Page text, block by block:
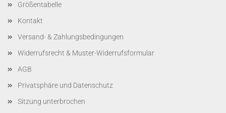
Größentabelle
Kontakt
Versand- & Zahlungsbedingungen
Widerrufsrecht & Muster-Widerrufsformular
AGB
Privatsphäre und Datenschutz
Sitzung unterbrochen